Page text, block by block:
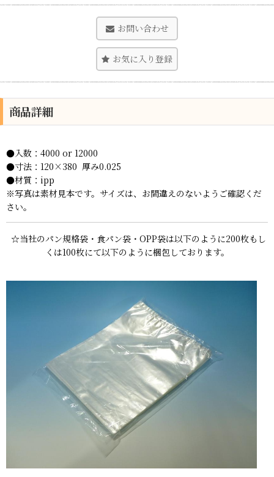
お問い合わせ
お気に入り登録
商品詳細
●入数：4000 or 12000
●寸法：120×380 厚み0.025
●材質：ipp
※写真は素材見本です。サイズは、お間違えのないようご確認くだ
さい。
☆当社のパン規格袋・食パン袋・OPP袋は以下のように200枚もし
くは100枚にて以下のように梱包しております。